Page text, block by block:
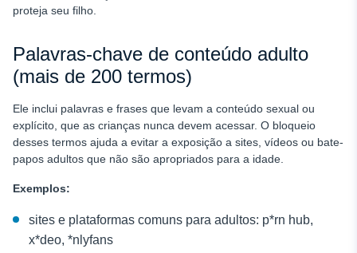
proteja seu filho.
Palavras-chave de conteúdo adulto
(mais de 200 termos)
Ele inclui palavras e frases que levam a conteúdo sexual ou
explícito, que as crianças nunca devem acessar. O bloqueio
desses termos ajuda a evitar a exposição a sites, vídeos ou bate-
papos adultos que não são apropriados para a idade.
Exemplos:
sites e plataformas comuns para adultos: p*rn hub,
x*deo, *nlyfans